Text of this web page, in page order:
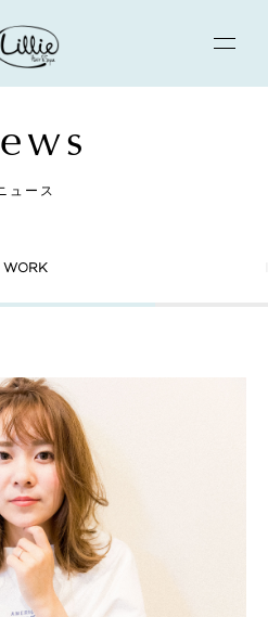
ュース
WORK